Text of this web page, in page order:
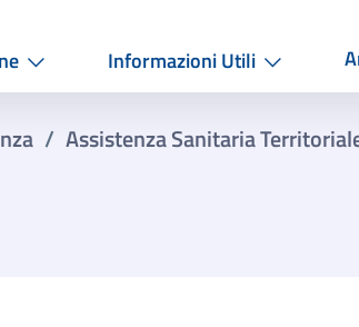
Informazioni Utili
/ Assistenza Sanitaria